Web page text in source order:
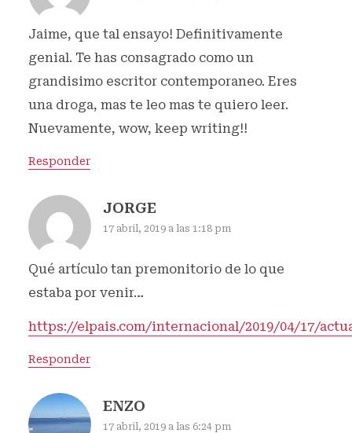
Jaime, que tal ensayo! Definitivamente
genial. Te has consagrado como un
grandisimo escritor contemporaneo. Eres
una droga, mas te leo mas te quiero leer.
Nuevamente, wow, keep writing!!
Responder
JORGE
17 abril, 2019 a las 1:18 pm
Qué artículo tan premonitorio de lo que
estaba por venir…
https://elpais.com/internacional/2019/04/17/
Responder
ENZO
17 abril, 2019 a las 6:24 pm